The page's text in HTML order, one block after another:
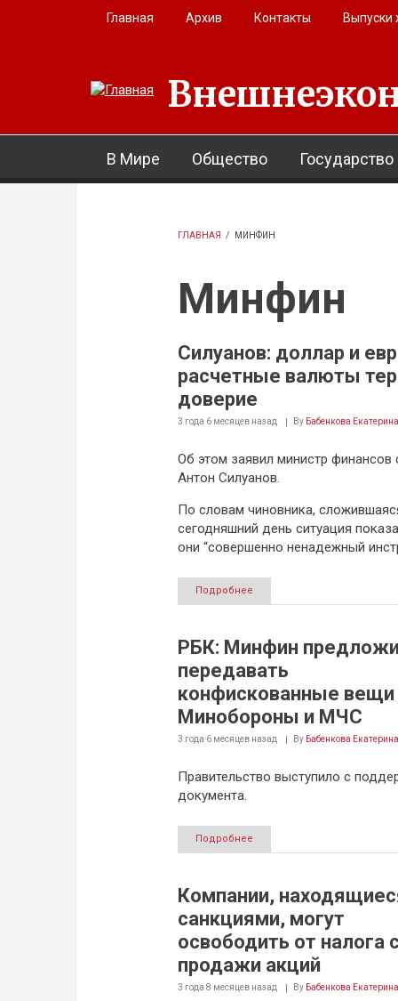
Перейти к основному содержанию
Главная Архив Контакты Выпуски
В Мире Общество Государство
ГЛАВНАЯ / МИНФИН
Минфин
Силуанов: доллар и
расчетные валюты
доверие
3 года 6 месяцевназад By Бабенкова Екатерина
Об этом заявил министр финансов
Антон Силуанов.
По словам чиновника,
сегодняшний день ситуация
они “совершенно ненадежный
Подробнее
РБК: Минфин
передавать
конфискованные вещи
Минобороны и МЧС
3 года 6 месяцевназад By Бабенкова Екатерина
Правительство выступило с
документа.
Подробнее
Компании,
санкциями, могут
освободить от налога с
продажи акций
3 года 8 месяцевназад By Бабенкова Екатерина